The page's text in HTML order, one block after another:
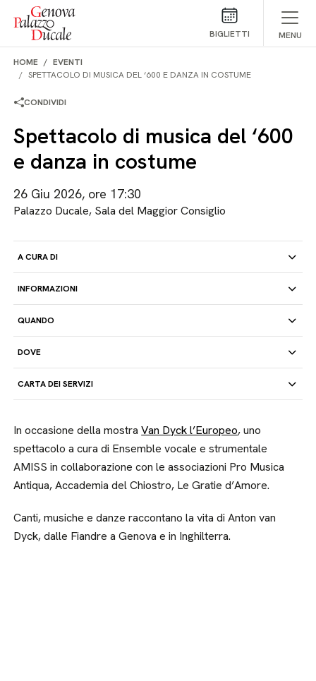
Salta al contenuto
BIGLIETTI MENU
HOME
EVENTI
SPETTACOLO DI MUSICA DEL ‘600 E DANZA IN COSTUME
CONDIVIDI
Spettacolo di musica del ‘600
e danza in costume
26 Giu 2026, ore 17:30
Palazzo Ducale, Sala del Maggior Consiglio
A CURA DI
INFORMAZIONI
QUANDO
DOVE
CARTA DEI SERVIZI
In occasione della mostraVan Dyck l’Europeo, uno
spettacolo a cura di Ensemble vocale e strumentale
AMISS in collaborazione con le associazioni Pro Musica
Antiqua, Accademia del Chiostro, Le Gratie d’Amore.
Canti, musiche e danze raccontano la vita di Anton van
Dyck, dalle Fiandre a Genova e in Inghilterra.